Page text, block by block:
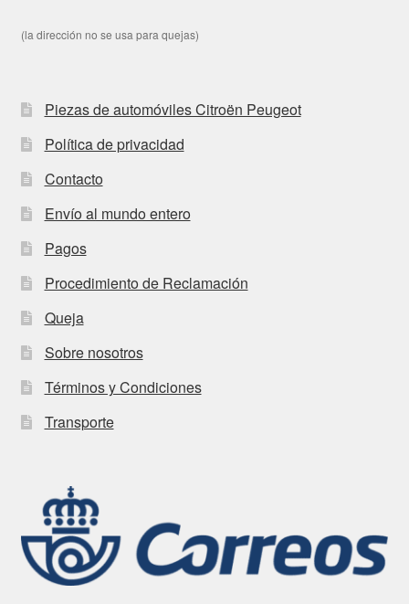
(la dirección no se usa para quejas)
Piezas de automóviles Citroën Peugeot
Política de privacidad
Contacto
Envío al mundo entero
Pagos
Procedimiento de Reclamación
Queja
Sobre nosotros
Términos y Condiciones
Transporte